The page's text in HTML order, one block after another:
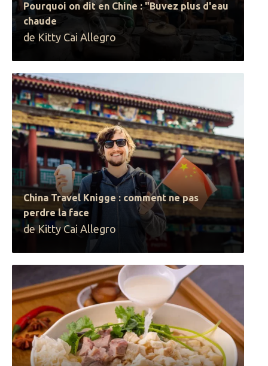
Pourquoi on dit en Chine : "Buvez plus d'eau
chaude
de Kitty Cai Allegro
China Travel Knigge : comment ne pas
perdre la face
de Kitty Cai Allegro